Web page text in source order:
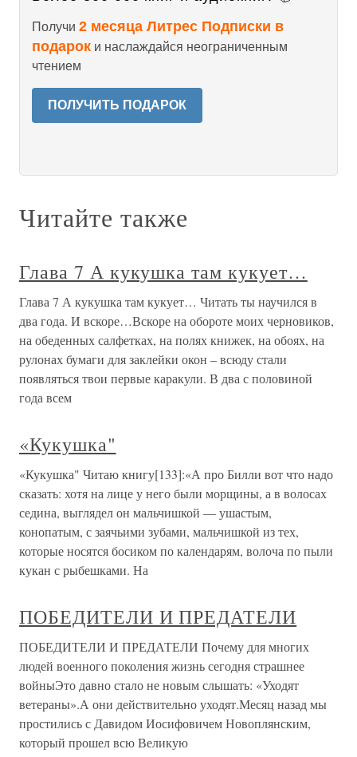
Получи 2 месяца Литрес Подписки в
подарок и наслаждайся неограниченным
чтением
ПОЛУЧИТЬ ПОДАРОК
Читайте также
Глава 7 А кукушка там кукует…
Глава 7 А кукушка там кукует… Читать ты научился в
два года. И вскоре…Вскоре на обороте моих черновиков,
на обеденных салфетках, на полях книжек, на обоях, на
рулонах бумаги для заклейки окон – всюду стали
появляться твои первые каракули. В два с половиной
года всем
«Кукушка"
«Кукушка" Читаю книгу[133]:«А про Билли вот что надо
сказать: хотя на лице у него были морщины, а в волосах
седина, выглядел он мальчишкой — ушастым,
конопатым, с заячьими зубами, мальчишкой из тех,
которые носятся босиком по календарям, волоча по пыли
кукан с рыбешками. На
ПОБЕДИТЕЛИ И ПРЕДАТЕЛИ
ПОБЕДИТЕЛИ И ПРЕДАТЕЛИ Почему для многих
людей военного поколения жизнь сегодня страшнее
войныЭто давно стало не новым слышать: «Уходят
ветераны».А они действительно уходят.Месяц назад мы
простились с Давидом Иосифовичем Новоплянским,
который прошел всю Великую